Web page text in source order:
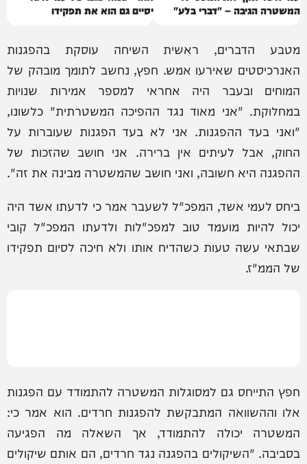
המשטרה הגיבה – "דברי בלע"
יסיים גם הוא את תפקידו
מטבע הדברים, ראשית השיחה עוסקת בהפגנות
האנרכיסטים שאירעו אמש. חפץ, נחשב לתומך מובהק של
המוחים ובעבר היה אחראי למספר אמירות שנויות
במחלוקת. "אני מאוד נגד ההפיכה המשטרתית" כלשונו,
"ואני בעד ההפגנות. אני לא בעד הפגנות שעוברות על
החוק, אבל לעיתים אין ברירה. אני חושב שהזכות של
ההפגנה היא חשובה, ואני חושב שהמשטרה מבינה את זה".
ביחס לעמי אשד, המפכ"ל לשעבר אמר כי לדעתו אשד היה
יכול להיות מועמד טוב למפכ"לות ולדעתו המפכ"ל קובי
שבתאי עשה טעות כשהדיח אותו ולא חיכה לסיום תפקידו
של הממ"ז.
חפץ התייחס גם למסוגלות המשטרה להתמודד עם הפגנות
אלו וההשוואה המתבקשת להפגנות חרדים. הוא אמר כי:
המשטרה יכולה להתמודד, אך השאלה מה הפגיעה
בסביבה. "השיקולים בהפגנה נגד חרדים, הם אותם שיקולים